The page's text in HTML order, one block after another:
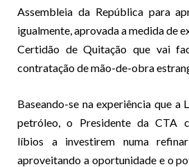
Assembleia da República para
igualmente, aprovada a medida de
Certidão de Quitação que vai
contratação de mão-de-obra
Baseando-se na experiência que a
petróleo, o Presidente da CTA
líbios a investirem numa
aproveitando a oportunidade e o